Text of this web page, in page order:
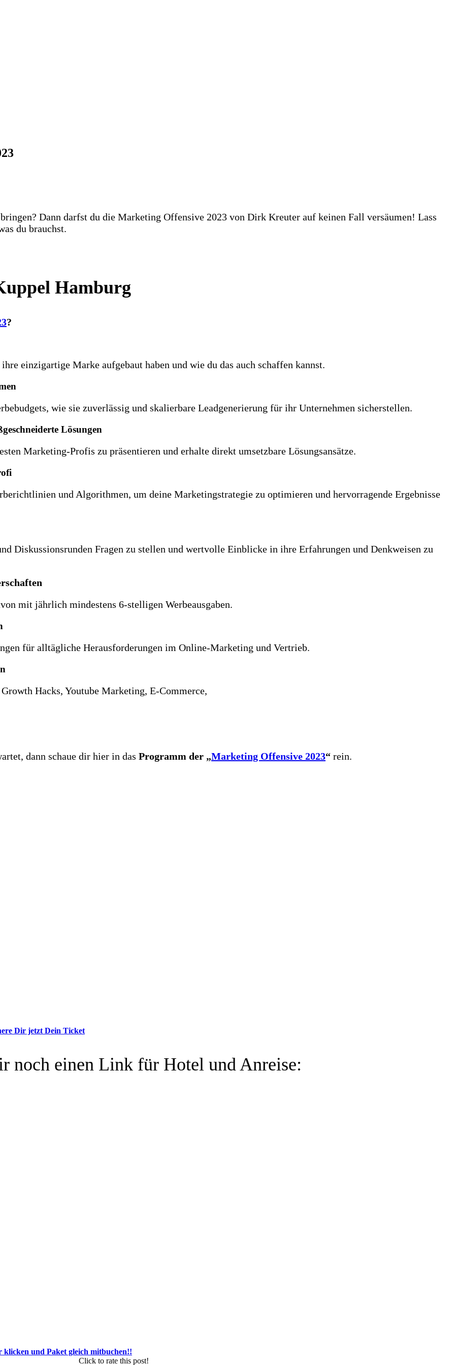
Dann darfst du die Marketing Offensive 2023 von Dirk Kreuter auf keinen Fall versäumen! Lass
du brauchst.
Hamburg
?
einzigartige Marke aufgebaut haben und wie du das auch schaffen kannst.
wie sie zuverlässig und skalierbare Leadgenerierung für ihr Unternehmen sicherstellen.
Lösungen
Marketing-Profis zu präsentieren und erhalte direkt umsetzbare Lösungsansätze.
und Algorithmen, um deine Marketingstrategie zu optimieren und hervorragende Ergebnisse
Diskussionsrunden Fragen zu stellen und wertvolle Einblicke in ihre Erfahrungen und Denkweisen zu
mit jährlich mindestens 6-stelligen Werbeausgaben.
für alltägliche Herausforderungen im Online-Marketing und Vertrieb.
Hacks, Youtube Marketing, E-Commerce,
dann schaue dir hier in das Programm der „Marketing Offensive 2023“ rein.
Dir jetzt Dein Ticket
noch einen Link für Hotel und Anreise:
klicken und Paket gleich mitbuchen!!
Click to rate this post!